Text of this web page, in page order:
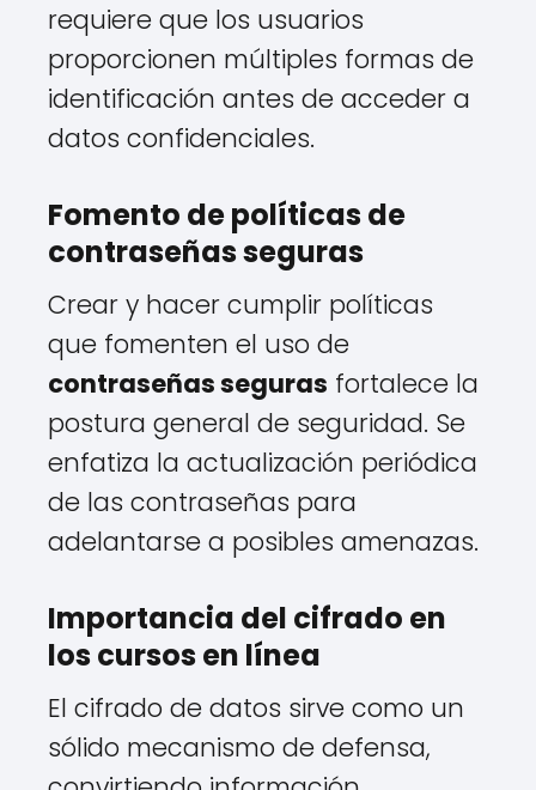
requiere que los usuarios
proporcionen múltiples formas de
identificación antes de acceder a
datos confidenciales.
Fomento de políticas de
contraseñas seguras
Crear y hacer cumplir políticas
que fomenten el uso de
contraseñas seguras fortalece la
postura general de seguridad. Se
enfatiza la actualización periódica
de las contraseñas para
adelantarse a posibles amenazas.
Importancia del cifrado en
los cursos en línea
El cifrado de datos sirve como un
sólido mecanismo de defensa,